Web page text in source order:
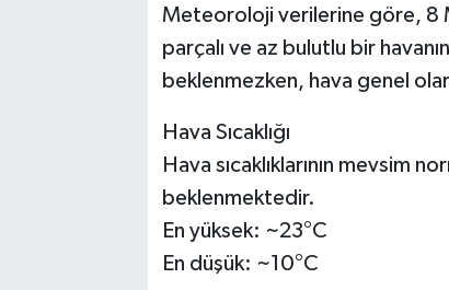
Meteoroloji verilerine göre, 8
parçalı ve az bulutlu bir
beklenmezken, hava genel
Hava Sıcaklığı
Hava sıcaklıklarının mevsim
beklenmektedir.
En yüksek: ~23°C
En düşük: ~10°C